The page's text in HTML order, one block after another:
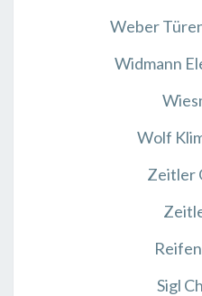
Weber
Widmann
Wolf
Zeitler
Sigl